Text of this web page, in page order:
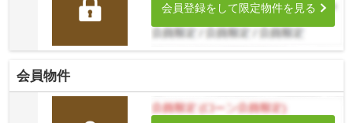
会員登録をして限定物件を見る
会員物件